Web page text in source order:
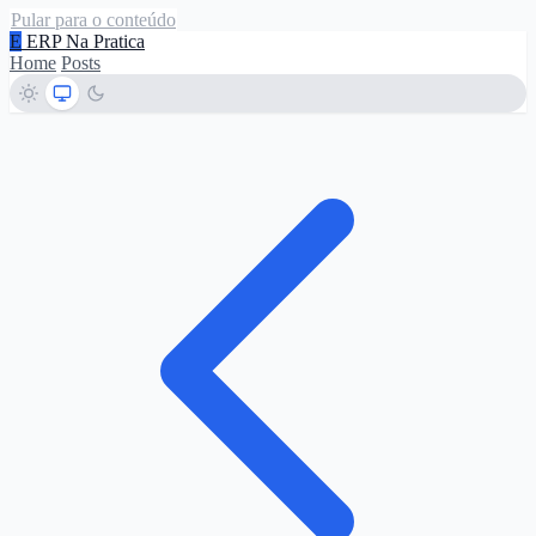
Pular para o conteúdo
E ERP Na Pratica
Home Posts